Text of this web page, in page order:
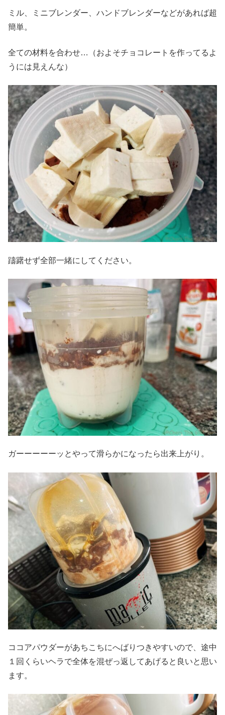
ミル、ミニブレンダー、ハンドブレンダーなどがあれば超
簡単。
全ての材料を合わせ…（およそチョコレートを作ってるよ
うには見えんな）
躊躇せず全部一緒にしてください。
ガーーーーーッとやって滑らかになったら出来上がり。
ココアパウダーがあちこちにへばりつきやすいので、途中
１回くらいヘラで全体を混ぜっ返してあげると良いと思い
ます。